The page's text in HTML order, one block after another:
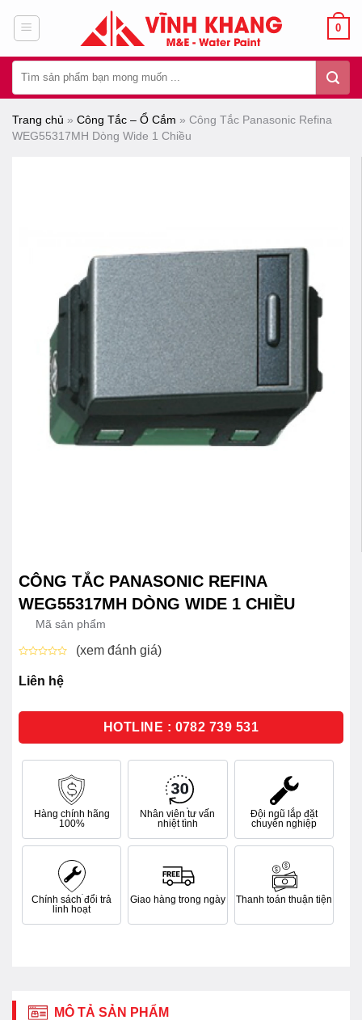
dung
0
kiếm:
Trang chủ » Công Tắc – Ổ Cắm » Công Tắc Panasonic Refina
WEG55317MH Dòng Wide 1 Chiều
CÔNG TẮC PANASONIC REFINA
WEG55317MH DÒNG WIDE 1 CHIỀU
Mã sản phẩm
xếp
hạng
sao
(xem đánh giá)
Liên hệ
HOTLINE : 0782 739 531
Hàng chính hãng
100%
Nhân viên tư vấn
nhiệt tình
Đội ngũ lắp đặt
chuyên nghiệp
Chính sách đổi trả
linh hoạt
Giao hàng trong ngày Thanh toán thuận tiện
MÔ TẢ SẢN PHẨM